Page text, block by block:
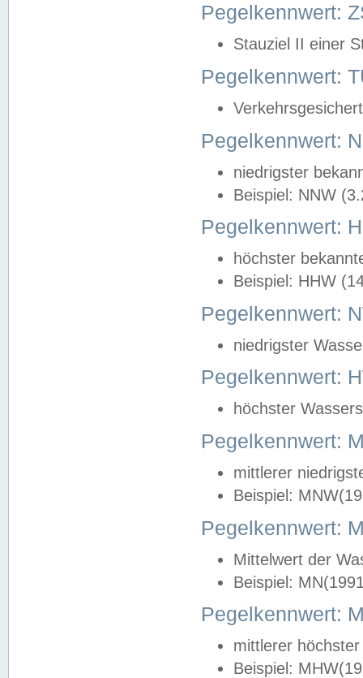
Pegelkennwert:
Stauziel II einer
Pegelkennwert:
Pegelkennwert:
niedrigster
Beispiel: NNW
Pegelkennwert:
höchster
Beispiel: HHW
Pegelkennwert:
niedrigster
Pegelkennwert:
höchster
Pegelkennwert:
mittlerer
Beispiel:
Pegelkennwert:
Mittelwert der
Beispiel:
Pegelkennwert:
mittlerer
Beispiel: